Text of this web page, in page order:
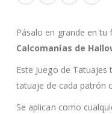
Pásalo en grande en tu
Calcomanías de
Este Juego de
tatuaje de cada patrón
Se aplican como